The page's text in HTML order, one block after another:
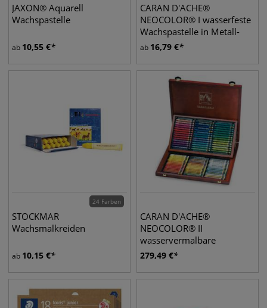
JAXON® Aquarell
Wachspastelle
ab 10,55 €
CARAN D'ACHE®
NEOCOLOR® I wasserfeste
Wachspastelle in Metall-
Etuis
ab 16,79 €
24 Farben
STOCKMAR
Wachsmalkreiden
ab 10,15 €
CARAN D'ACHE®
NEOCOLOR® II
wasservermalbare
Wachspastelle, Holzkoffer
279,49 €